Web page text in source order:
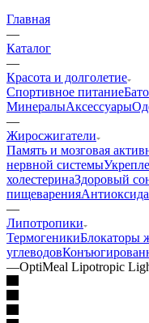
Главная
—
Каталог
—
Красота и долголетие
Спортивное питание
МинералыАксессуары
—
Жиросжигатели
Память и мозговая
нервной системы
холестеринаЗдоровый
пищеварения
—
Липотропики
ТермогеникиБлокаторы
углеводов
—OptiMeal Lipotropic